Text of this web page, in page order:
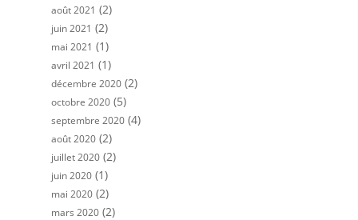
août 2021 (2)
juin 2021 (2)
mai 2021 (1)
avril 2021 (1)
décembre 2020 (2)
octobre 2020 (5)
septembre 2020 (4)
août 2020 (2)
juillet 2020 (2)
juin 2020 (1)
mai 2020 (2)
mars 2020 (2)